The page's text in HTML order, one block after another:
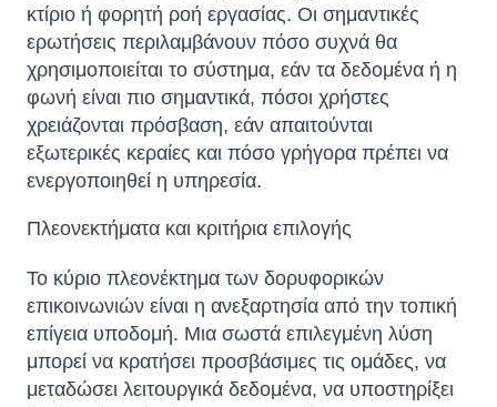
κτίριο ή φορητή ροή εργασίας. Οι σημαντικές
ερωτήσεις περιλαμβάνουν πόσο συχνά θα
χρησιμοποιείται το σύστημα, εάν τα δεδομένα ή η
φωνή είναι πιο σημαντικά, πόσοι χρήστες
χρειάζονται πρόσβαση, εάν απαιτούνται
εξωτερικές κεραίες και πόσο γρήγορα πρέπει να
ενεργοποιηθεί η υπηρεσία.
Πλεονεκτήματα και κριτήρια επιλογής
Το κύριο πλεονέκτημα των δορυφορικών
επικοινωνιών είναι η ανεξαρτησία από την τοπική
επίγεια υποδομή. Μια σωστά επιλεγμένη λύση
μπορεί να κρατήσει προσβάσιμες τις ομάδες, να
μεταδώσει λειτουργικά δεδομένα, να υποστηρίξει